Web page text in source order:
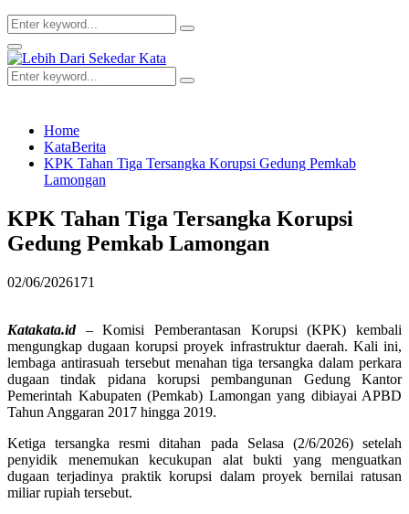
Search
for:
Search
Primary
Menu
Search
for:
Search
Home
KataBerita
KPK Tahan Tiga Tersangka Korupsi Gedung Pemkab
Lamongan
KPK Tahan Tiga Tersangka Korupsi
Gedung Pemkab Lamongan
02/06/2026171
Katakata.id
– Komisi Pemberantasan Korupsi (KPK) kembali
mengungkap dugaan korupsi proyek infrastruktur daerah. Kali ini,
lembaga antirasuah tersebut menahan tiga tersangka dalam perkara
dugaan tindak pidana korupsi pembangunan Gedung Kantor
Pemerintah Kabupaten (Pemkab) Lamongan yang dibiayai APBD
Tahun Anggaran 2017 hingga 2019.
Ketiga tersangka resmi ditahan pada Selasa (2/6/2026) setelah
penyidik menemukan kecukupan alat bukti yang menguatkan
dugaan terjadinya praktik korupsi dalam proyek bernilai ratusan
miliar rupiah tersebut.